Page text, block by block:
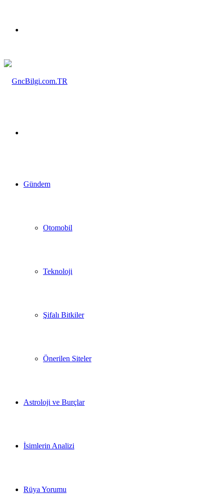
Gündem
Otomobil
Teknoloji
Şifalı Bitkiler
Önerilen Siteler
Astroloji ve Burçlar
İsimlerin Analizi
Rüya Yorumu